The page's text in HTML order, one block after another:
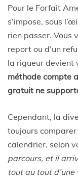
Pour le Forfait
s’impose, sous
rien passer. Vous
report ou d’un
la rigueur devient
méthode compte
gratuit ne
Cependant, la
toujours
calendrier, selon
parcours, et il
tout au tout